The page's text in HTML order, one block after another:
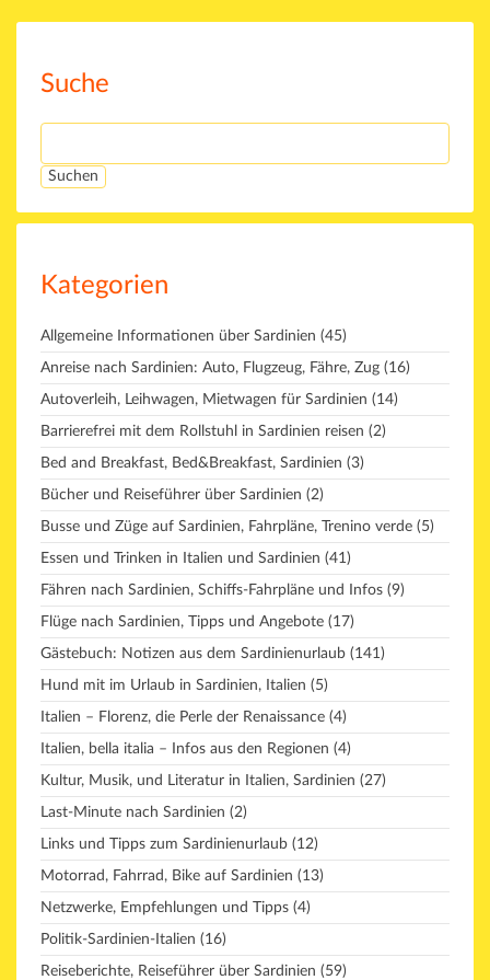
Suche
Kategorien
Allgemeine Informationen über Sardinien (45)
Anreise nach Sardinien: Auto, Flugzeug, Fähre, Zug (16)
Autoverleih, Leihwagen, Mietwagen für Sardinien (14)
Barrierefrei mit dem Rollstuhl in Sardinien reisen (2)
Bed and Breakfast, Bed&Breakfast, Sardinien (3)
Bücher und Reiseführer über Sardinien (2)
Busse und Züge auf Sardinien, Fahrpläne, Trenino verde (5)
Essen und Trinken in Italien und Sardinien (41)
Fähren nach Sardinien, Schiffs-Fahrpläne und Infos (9)
Flüge nach Sardinien, Tipps und Angebote (17)
Gästebuch: Notizen aus dem Sardinienurlaub (141)
Hund mit im Urlaub in Sardinien, Italien (5)
Italien – Florenz, die Perle der Renaissance (4)
Italien, bella italia – Infos aus den Regionen (4)
Kultur, Musik, und Literatur in Italien, Sardinien (27)
Last-Minute nach Sardinien (2)
Links und Tipps zum Sardinienurlaub (12)
Motorrad, Fahrrad, Bike auf Sardinien (13)
Netzwerke, Empfehlungen und Tipps (4)
Politik-Sardinien-Italien (16)
Reiseberichte, Reiseführer über Sardinien (59)